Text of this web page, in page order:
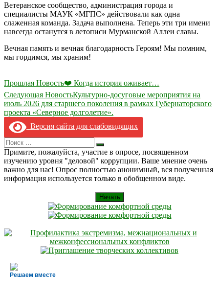
Ветеранское сообщество, администрация города и
специалисты МАУК «МГПС» действовали как одна
слаженная команда. Задача выполнена. Теперь эти три имени
навсегда останутся в летописи Мурманской Аллеи славы.
Вечная память и вечная благодарность Героям! Мы помним,
мы гордимся, мы храним!
Навигация
по
записям
Прошлая Новость❤️ Когда история оживает…
Следующая НовостьКультурно-досуговые мероприятия на
июль 2026 для старшего поколения в рамках Губернаторского
проекта «Северное долголетие».
Версия сайта для слабовидящих
Search
for:
Искать
Примите, пожалуйста, участие в опросе, посвященном
изучению уровня "деловой" коррупции. Ваше мнение очень
важно для нас! Опрос полностью анонимный, вся полученная
информация используется только в обобщенном виде.
Начать
Решаем вместе